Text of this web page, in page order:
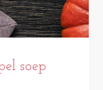
soep